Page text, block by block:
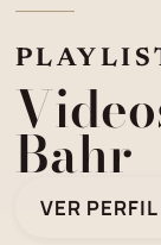
Bahr
VER